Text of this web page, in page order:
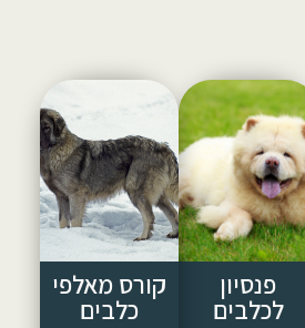
פנסיון
לכלבים
קורס מאלפי
כלבים